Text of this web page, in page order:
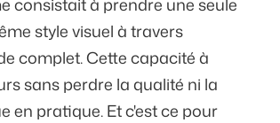
style visuel à travers
complet. Cette capacité à
sans perdre la qualité ni la
en pratique. Et c'est ce pour